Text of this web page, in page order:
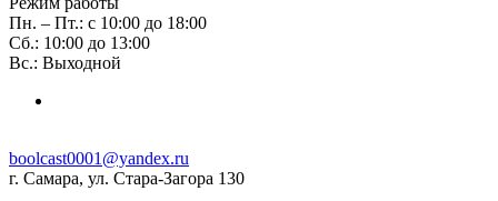
Пн. – Пт.: с 10:00 до 18:00
Сб.: 10:00 до 13:00
Вс.: Выходной
boolcast0001@yandex.ru
г. Самара, ул. Стара-Загора 130